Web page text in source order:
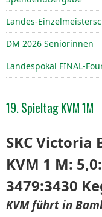
Landes-
DM 2026 Seniorinnen
Landespokal FINAL-
19. Spieltag KVM 1M
SKC Victoria
KVM 1 M:
3479:3430
KVM führt in